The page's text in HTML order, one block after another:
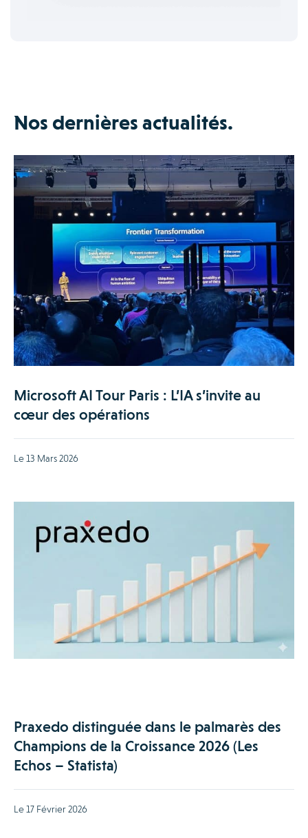
Nos dernières actualités.
Microsoft AI Tour Paris : L’IA s’invite au
cœur des opérations
Le 13 Mars 2026
Praxedo distinguée dans le palmarès des
Champions de la Croissance 2026 (Les
Echos – Statista)
Le 17 Février 2026